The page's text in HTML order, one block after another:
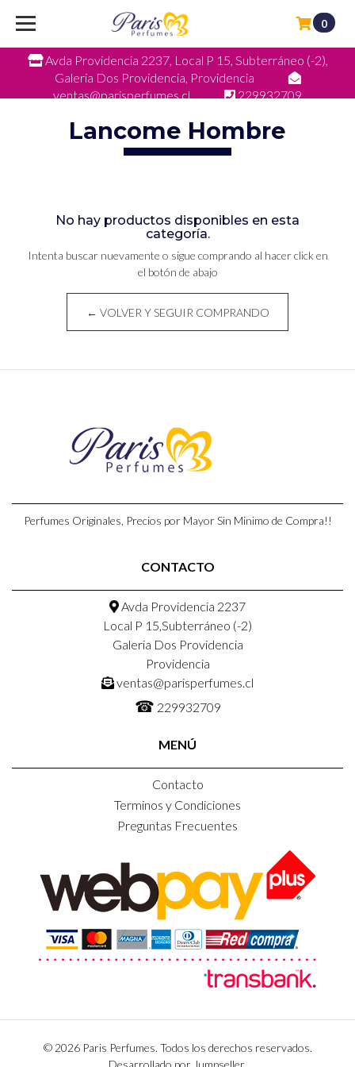
Avda Providencia 2237, Local P 15, Subterráneo (-2),
Galeria Dos Providencia, Providencia
ventas@parisperfumes.cl
229932709
0
Lancome Hombre
No hay productos disponibles en esta
categoría.
Intenta buscar nuevamente o sigue comprando al hacer click en
el botón de abajo
← VOLVER Y SEGUIR COMPRANDO
Perfumes Originales, Precios por Mayor Sin Minimo de Compra!!
CONTACTO
Avda Providencia 2237
Local P 15,Subterráneo (-2)
Galeria Dos Providencia
Providencia
ventas@parisperfumes.cl
☎ 229932709
MENÚ
Contacto
Terminos y Condiciones
Preguntas Frecuentes
© 2026 Paris Perfumes. Todos los derechos reservados.
Desarrollado por Jumpseller.